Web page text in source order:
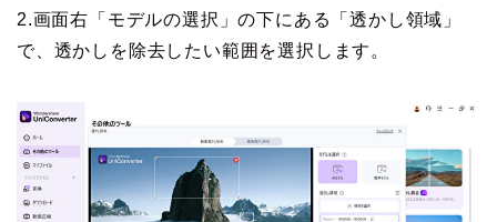
2.画面右「モデルの選択」の下にある「透かし領域」
で、透かしを除去したい範囲を選択します。